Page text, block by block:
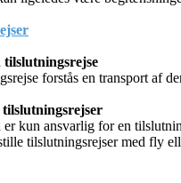
tilslutningsrejse
forstås en transport af
er kun ansvarlig for en
tilslutningsrejser med fly